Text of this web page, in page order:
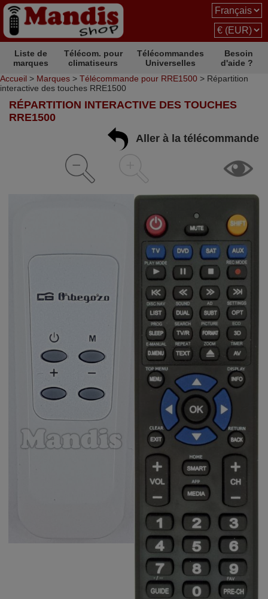
Liste de
marques
Télécom. pour
climatiseurs
Télécommandes
Universelles
Besoin
d'aide ?
Accueil > Marques > Télécommande pour RRE1500 > Répartition
interactive des touches RRE1500
RÉPARTITION INTERACTIVE DES TOUCHES
RRE1500
Aller à la télécommande